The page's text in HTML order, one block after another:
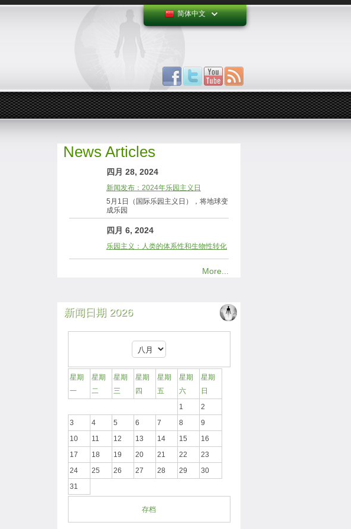
简体中文
News Articles
四月 28, 2024
新闻发布：2024年乐园主义日
5月1日（国际乐园主义日），将地球变
成乐园
四月 6, 2024
乐园主义：人类的体系性和生物性转化
More...
新闻日期 2026
星期
一
星期
二
星期
三
星期
四
星期
五
星期
六
星期
日
1
2
3
4 5 6 7 8
9
10
11 12 13 14 15
16
17
18 19 20 21 22
23
24
25 26 27 28 29
30
31
存档